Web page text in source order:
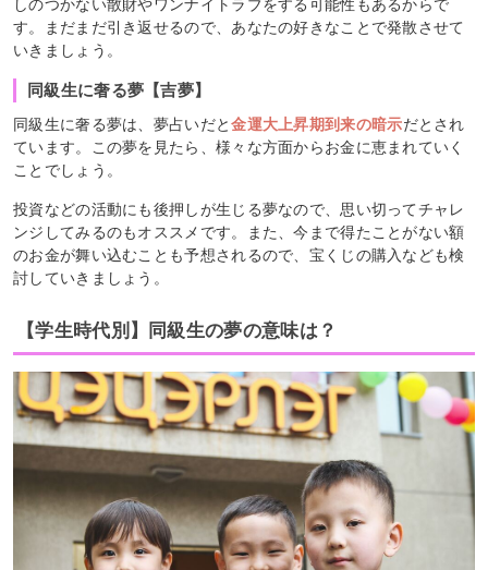
しのつかない散財やワンナイトラブをする可能性もあるからで
す。まだまだ引き返せるので、あなたの好きなことで発散させて
いきましょう。
同級生に奢る夢【吉夢】
同級生に奢る夢は、夢占いだと金運大上昇期到来の暗示だとされ
ています。この夢を見たら、様々な方面からお金に恵まれていく
ことでしょう。
投資などの活動にも後押しが生じる夢なので、思い切ってチャレ
ンジしてみるのもオススメです。また、今まで得たことがない額
のお金が舞い込むことも予想されるので、宝くじの購入なども検
討していきましょう。
【学生時代別】同級生の夢の意味は？